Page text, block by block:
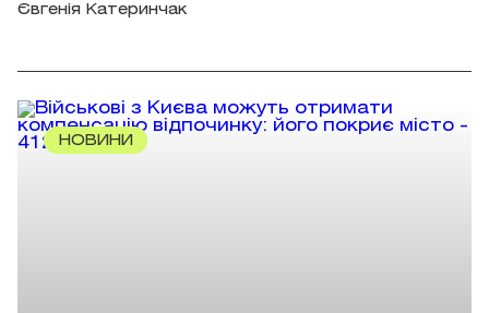
Євгенія Катеринчак
НОВИНИ